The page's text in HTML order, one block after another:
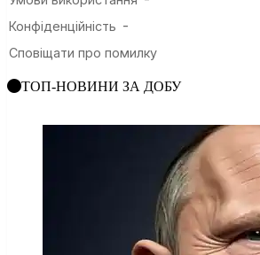
ТОП-НОВИНИ ЗА ДОБУ